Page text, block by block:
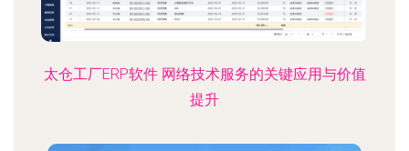
太仓工厂ERP软件 网络技术服务的关键应用与价值
提升